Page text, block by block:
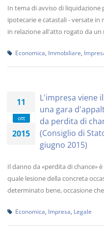
In tema di avviso di liquidazione
ipotecarie e catastali - versate
in relazione all'atto rogato da un
Economica Immobiliare
11
ott
2015
L'impresa viene
una gara
da perdita di
(Consiglio di
giugno 2015)
Il danno da «perdita di chance»
quale lesione della concreta
determinato bene, occasione
Economica Impresa Legale